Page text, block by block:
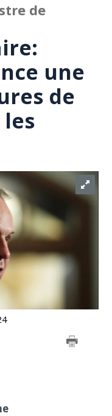
de
une
de